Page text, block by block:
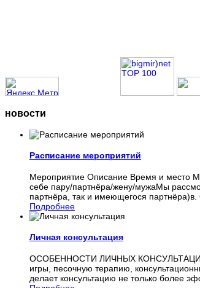
новости
Расписание мероприятий
Мероприятие Описание Время и место
себе пару/партнёра/жену/мужаМы
партнёра, так и имеющегося
Подробнее
Личная консультация
ОСОБЕННОСТИ ЛИЧНЫХ КОНСУЛЬТАЦИЙ
игры, песочную терапию,
делает консультацию не только более